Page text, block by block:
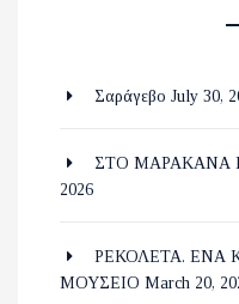
Σαράγεβο July 30,
ΣΤΟ ΜΑΡΑΚΑΝΑ
2026
ΡΕΚΟΛΕΤΑ. ΕΝΑ
ΜΟΥΣΕΙΟ March 20,